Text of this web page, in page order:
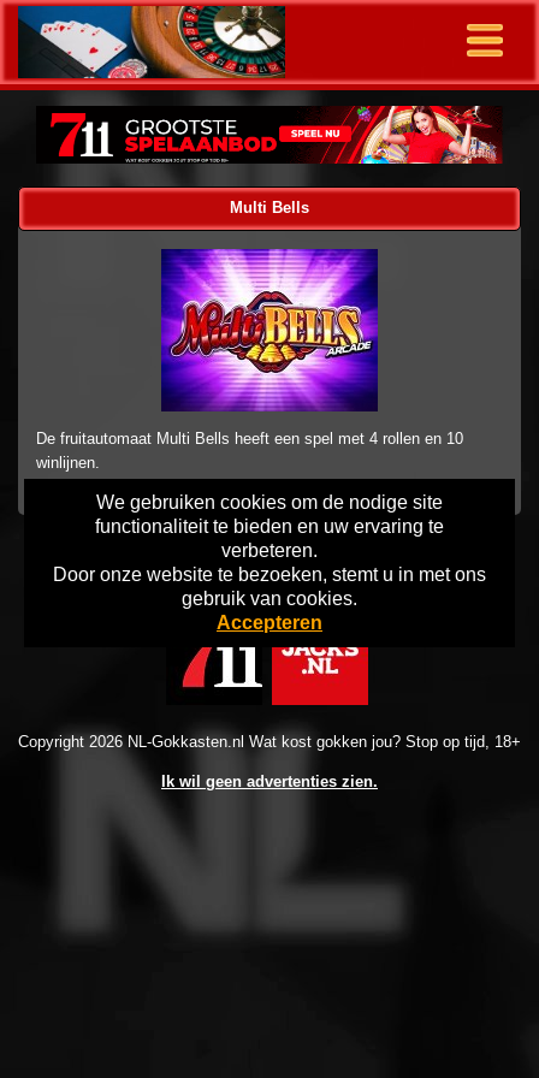
We gebruiken cookies om de nodige site
functionaliteit te bieden en uw ervaring te
verbeteren.
Door onze website te bezoeken, stemt u in met ons
gebruik van cookies.
Accepteren
Multi Bells
De fruitautomaat Multi Bells heeft een spel met 4 rollen en 10
winlijnen.
Home Disclaimer Info Gokken
Copyright 2026 NL-Gokkasten.nl Wat kost gokken jou? Stop op tijd, 18+
Ik wil geen advertenties zien.